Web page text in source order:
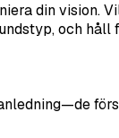
din vision.
och håll